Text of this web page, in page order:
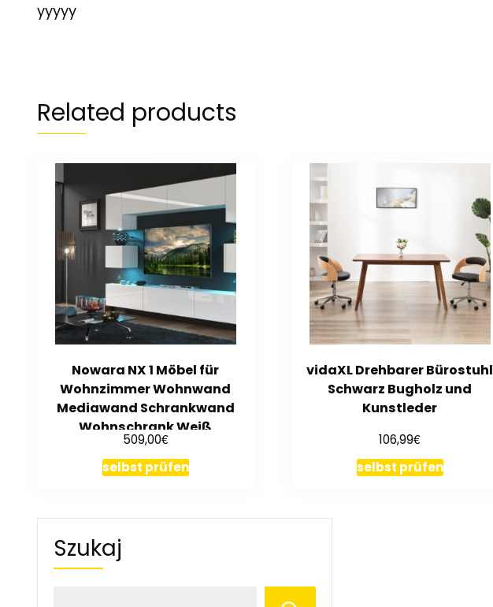
yyyyy
Related products
Nowara NX 1 Möbel für
Wohnzimmer Wohnwand
Mediawand Schrankwand
Wohnschrank Weiß
509,00€
selbst prüfen
vidaXL Drehbarer Bürostuhl
Schwarz Bugholz und
Kunstleder
106,99€
selbst prüfen
Szukaj